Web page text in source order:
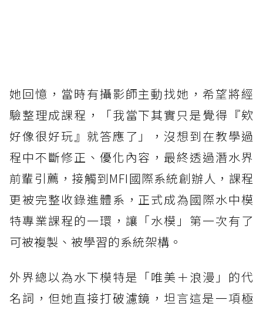
她回憶，當時有攝影師主動找她，希望將經
驗整理成課程，「我當下其實只是覺得『欸
好像很好玩』就答應了」，沒想到在教學過
程中不斷修正、優化內容，最終透過潛水界
前輩引薦，接觸到MFI國際系統創辦人，課程
更被完整收錄進體系，正式成為國際水中模
特專業課程的一環，讓「水模」第一次有了
可被複製、被學習的系統架構。
外界總以為水下模特是「唯美＋浪漫」的代
名詞，但她直接打破濾鏡，坦言這是一項極